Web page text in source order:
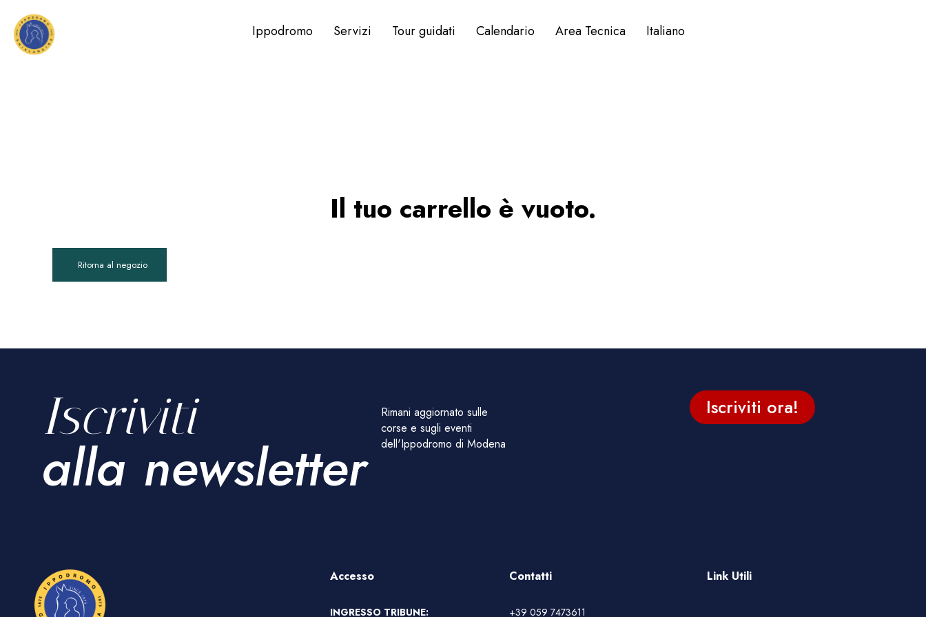
Ippodromo Servizi Tour guidati Calendario Area Tecnica Italiano
Il tuo carrello è vuoto.
Ritorna al negozio
Iscriviti
alla newsletter
Rimani aggiornato sulle
corse e sugli eventi
dell'Ippodromo di Modena
Iscriviti ora!
Accesso
INGRESSO TRIBUNE:
Contatti
+39 059 7473611
Link Utili